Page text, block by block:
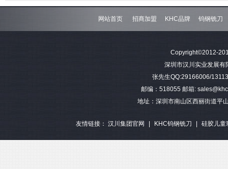
钢平底
网站首页 招商加盟 KHC品牌 钨钢铣刀
Copyright©2012-
深圳市汉川实业发展
张先生QQ:29166006/
邮编：518055 邮箱:
地址：深圳市南山区西丽街道平
友情链接： 汉川集团官网 | KHC钨钢铣刀 | 硅胶儿童